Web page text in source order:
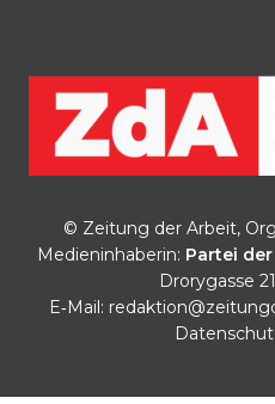
© Zeitung der Arbeit,
Medieninhaberin: Partei
Drorygasse
E‑Mail: